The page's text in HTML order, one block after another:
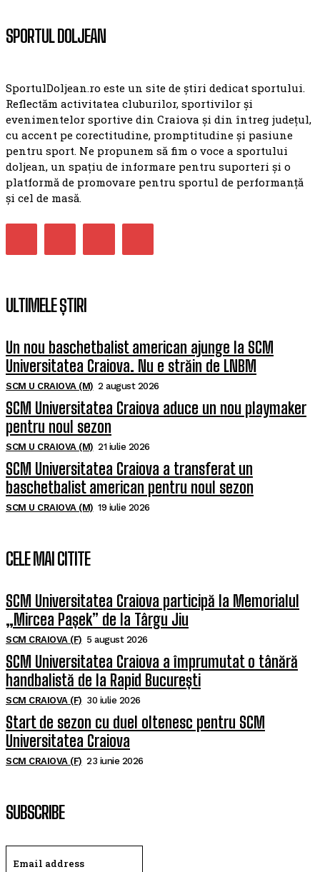
SPORTUL DOLJEAN
SportulDoljean.ro este un site de știri dedicat sportului.
Reflectăm activitatea cluburilor, sportivilor și
evenimentelor sportive din Craiova și din întreg județul,
cu accent pe corectitudine, promptitudine și pasiune
pentru sport. Ne propunem să fim o voce a sportului
doljean, un spațiu de informare pentru suporteri și o
platformă de promovare pentru sportul de performanță
și cel de masă.
ULTIMELE ȘTIRI
Un nou baschetbalist american ajunge la SCM
Universitatea Craiova. Nu e străin de LNBM
SCM U CRAIOVA (M) 2 august 2026
SCM Universitatea Craiova aduce un nou playmaker
pentru noul sezon
SCM U CRAIOVA (M) 21 iulie 2026
SCM Universitatea Craiova a transferat un
baschetbalist american pentru noul sezon
SCM U CRAIOVA (M) 19 iulie 2026
CELE MAI CITITE
SCM Universitatea Craiova participă la Memorialul
„Mircea Pașek” de la Târgu Jiu
SCM CRAIOVA (F) 5 august 2026
SCM Universitatea Craiova a împrumutat o tânără
handbalistă de la Rapid București
SCM CRAIOVA (F) 30 iulie 2026
Start de sezon cu duel oltenesc pentru SCM
Universitatea Craiova
SCM CRAIOVA (F) 23 iunie 2026
SUBSCRIBE